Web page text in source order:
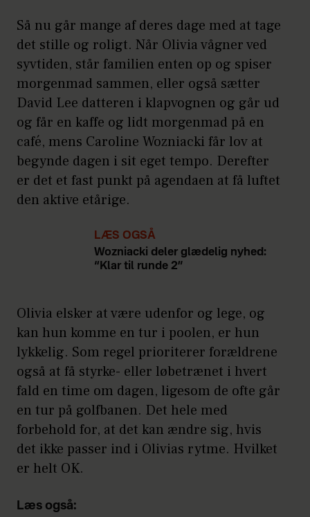
Så nu går mange af deres dage med at tage
det stille og roligt. Når Olivia vågner ved
syvtiden, står familien enten op og spiser
morgenmad sammen, eller også sætter
David Lee datteren i klapvognen og går ud
og får en kaffe og lidt morgenmad på en
café, mens Caroline Wozniacki får lov at
begynde dagen i sit eget tempo. Derefter
er det et fast punkt på agendaen at få luftet
den aktive etårige.
LÆS OGSÅ
Wozniacki deler glædelig nyhed:
“Klar til runde 2”
Olivia elsker at være udenfor og lege, og
kan hun komme en tur i poolen, er hun
lykkelig. Som regel prioriterer forældrene
også at få styrke- eller løbetrænet i hvert
fald en time om dagen, ligesom de ofte går
en tur på golfbanen. Det hele med
forbehold for, at det kan ændre sig, hvis
det ikke passer ind i Olivias rytme. Hvilket
er helt OK.
Læs også: